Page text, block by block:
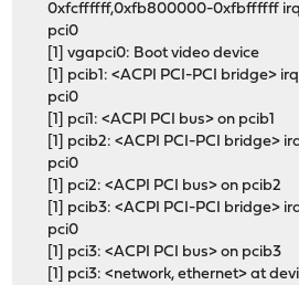
0xfcffffff,0xfb800000-0xfbffffff irq
pci0
[1] vgapci0: Boot video device
[1] pcib1: <ACPI PCI-PCI bridge>
pci0
[1] pci1: <ACPI PCI bus> on pcib1
[1] pcib2: <ACPI PCI-PCI bridge>
pci0
[1] pci2: <ACPI PCI bus> on pcib2
[1] pcib3: <ACPI PCI-PCI bridge>
pci0
[1] pci3: <ACPI PCI bus> on pcib3
[1] pci3: <network, ethernet> at